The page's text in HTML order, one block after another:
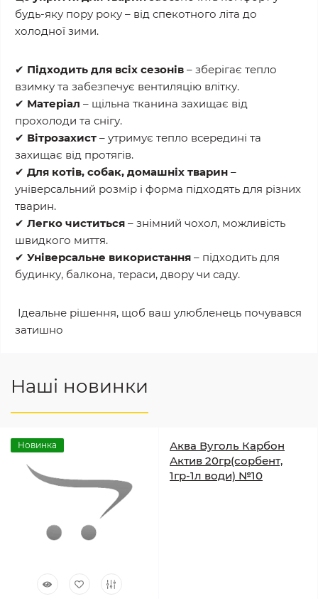
будь-яку пору року – від спекотного літа до
холодної зими.
✔ Підходить для всіх сезонів – зберігає тепло
взимку та забезпечує вентиляцію влітку.
✔ Матеріал – щільна тканина захищає від
прохолоди та снігу.
✔ Вітрозахист – утримує тепло всередині та
захищає від протягів.
✔ Для котів, собак, домашніх тварин –
універсальний розмір і форма підходять для різних
тварин.
✔ Легко чиститься – знімний чохол, можливість
швидкого миття.
✔ Універсальне використання – підходить для
будинку, балкона, тераси, двору чи саду.
Ідеальне рішення, щоб ваш улюбленець почувався
затишно
Наші новинки
Новинка
Аква Вуголь Карбон
Актив 20гр(сорбент,
1гр-1л води) №10